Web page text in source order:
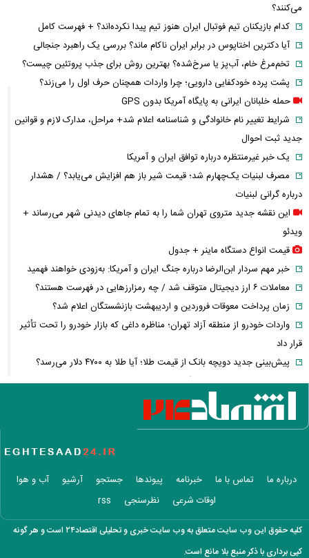
می‌کنند؟
کدام بازیکنان تیم فوتبال ایران هنوز تیم پیدا نکرده‌اند؟ + فهرست کامل
آیا دکترین اختاپوس در برابر ایران ناکام ماند؟ بررسی یک راهبرد جنجالی
تخم‌مرغ خام، آب‌پز یا سرخ‌شده؟ بهترین روش برای جذب پروتئین چیست؟
پشت پرده خودکفایی دارویی؛ چرا واردات همچنان حرف اول را می‌زند؟
حمله خلبانان ایرانی به پایگاه آمریکا بدون GPS
شرایط تغییر نام خانوادگی و شناسنامه اعلام شد+ مراحل، مدارک لازم و قوانین
جدید ثبت احوال
یک خبر غیرمنتظره درباره توافق ایران و آمریکا
مصرف لبنیات یک‌چهارم شد؛ قیمت شیر باز هم افزایش می‌یابد؟ / هشدار
درباره گرانی لبنیات
این نقشه جدید متروی تهران شما را به تمام جاهای دیدنی شهر می‌رساند +
ویدئو
قیمت انواع دستگاه ماینر + جدول
خبر مهم سردار ابن‌الرضا درباره جنگ ایران و آمریکا: به‌زودی خواهند فهمید
معاملات ۶ ارز دیجیتال متوقف شد / چه رمزارزهایی در فهرست هستند؟
زمان پرداخت معوقات فروردین و اردیبهشت بازنشستگان اعلام شد؟
واردات خودرو از منطقه آزاد تهران؛ مناظره داغی که بازار خودرو را تحت تأثیر
قرار داد
پیش‌بینی جدید دویچه‌ بانک از قیمت طلا؛ آیا طلا به ۴۷۰۰ دلار می‌رسد؟
حقوق ۲۷۷۱ یورویی برای کارگران؛ کدام کشور رکورددار حداقل دستمزد شد؟
نگاهی به آخرین وضعیت تنگه هرمز
ترامپ مدعی شد: ایران با من تماس گرفت و برای حمله آماده‌ایم
سانسور عجیب تلویزیون همه را متعجب کرد
شرایط فعال‌سازی کیف پول ایران اعلام شد
بدون یارانه + اینفوگرافی
ترافیک سنگین در جاده چالوس؛ آخرین وضعیت راه‌های کشور امروز اعلام شد
درباره ما تماس با ما خبرنامه پیوندها جستجو آرشیو
آب و هوا
اوقات شرعی
نظرسنجی rss
کلیه حقوق این وب سایت متعلق به وب سایت خبری و تحلیلی اقتصاد۲۴ است و هر گونه
کپی برداری با ذکر منبع بلا مانع است.